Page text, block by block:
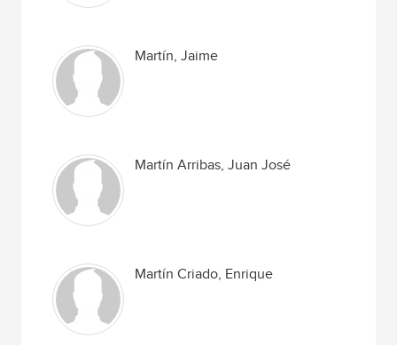
Martín, Jaime
Martín Arribas, Juan José
Martín Criado, Enrique